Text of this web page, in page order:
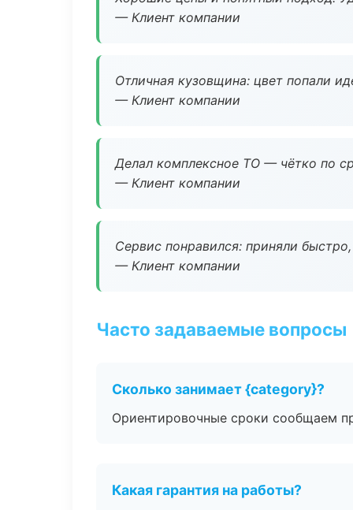
— Клиент компании
Отличная кузовщина: цвет попали
— Клиент компании
Делал комплексное ТО — чётко по
— Клиент компании
Сервис понравился: приняли
— Клиент компании
Часто задаваемые вопросы
Сколько занимает {category}?
Ориентировочные сроки сообщаем
Какая гарантия на работы?